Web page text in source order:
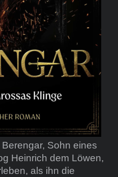
Sohn eines
Heinrich dem Löwen,
als ihn die